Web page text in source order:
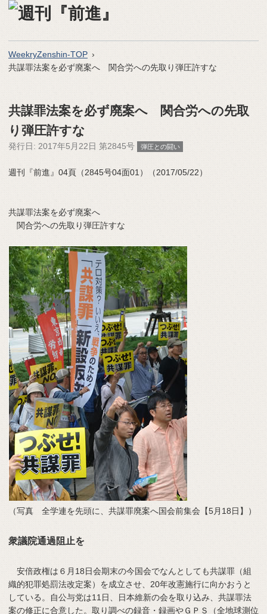
WeekryZenshin-TOP
共謀罪法案を必ず廃案へ 関合労への先取り弾圧許すな
共謀罪法案を必ず廃案へ 関合労への先取
り弾圧許すな
発行日: 2017年5月22日 第2845号 弾圧との闘い
週刊『前進』04頁（2845号04面01）（2017/05/22）
共謀罪法案を必ず廃案へ
関合労への先取り弾圧許すな
（写真 全学連を先頭に、共謀罪廃案へ国会前集会【5月18日】）
衆議院通過阻止を
安倍政権は６月18日会期末の今国会でなんとしても共謀罪（組
織的犯罪処罰法改定案）を成立させ、20年改憲施行に向かおうと
している。自公与党は11日、日本維新の会を取り込み、共謀罪法
案の修正に合意した。取り調べの録音・録画やＧＰＳ（全地球測位